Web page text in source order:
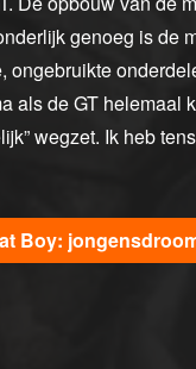
genoeg is de
als de GT helemaal
wegzet. Ik heb
Boy: